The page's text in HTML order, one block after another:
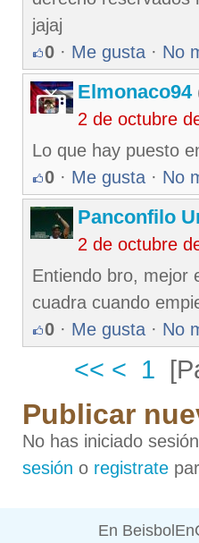
jajaj
0 · Me gusta · No
Elmonaco94
2 de octubre
Lo que hay puesto
0 · Me gusta · No
Panconfilo
2 de octubre
Entiendo bro, mejor
cuadra cuando
0 · Me gusta · No
<< < 1
Publicar
No has iniciado
sesión o registrate
En